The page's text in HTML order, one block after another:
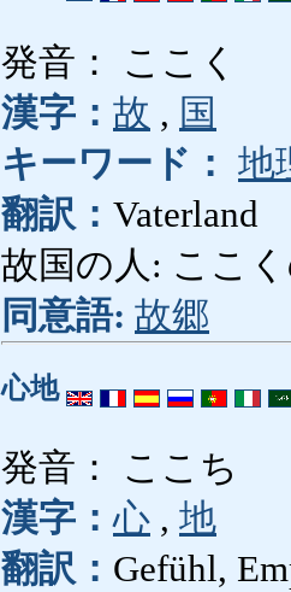
発音： ここく
漢字： 故 , 国
キーワード： 地
翻訳： Vaterland
故国の人: ここ
同意語: 故郷
心地
発音： ここち
漢字：心 , 地
翻訳： Gefühl,